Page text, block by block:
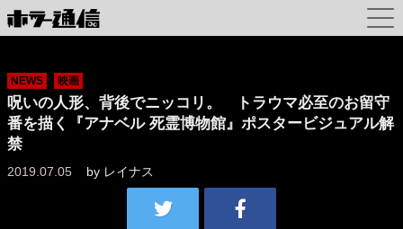
NEWS 映画
呪いの人形、背後でニッコリ。 トラウマ必至のお留守
番を描く『アナベル 死霊博物館』ポスタービジュアル解
禁
2019.07.05 by レイナス